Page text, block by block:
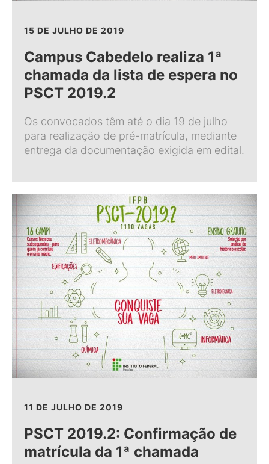
15 DE JULHO DE 2019
Campus Cabedelo realiza 1ª
chamada da lista de espera no
PSCT 2019.2
Os convocados têm até o dia 19 de julho
para realização de pré-matrícula, mediante
entrega da documentação exigida em edital.
11 DE JULHO DE 2019
PSCT 2019.2: Confirmação de
matrícula da 1ª chamada